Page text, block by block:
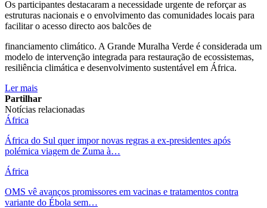
Os participantes destacaram a necessidade urgente de reforçar as
estruturas nacionais e o envolvimento das comunidades locais para
facilitar o acesso directo aos balcões de
financiamento climático. A Grande Muralha Verde é considerada um
modelo de intervenção integrada para restauração de ecossistemas,
resiliência climática e desenvolvimento sustentável em África.
Ler mais
Partilhar
Notícias relacionadas
África
África do Sul quer impor novas regras a ex-presidentes após
polémica viagem de Zuma à…
África
OMS vê avanços promissores em vacinas e tratamentos contra
variante do Ébola sem…